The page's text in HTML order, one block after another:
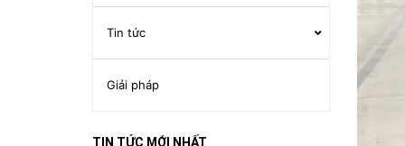
Tin tức
Giải pháp
TIN TỨC MỚI NHẤT